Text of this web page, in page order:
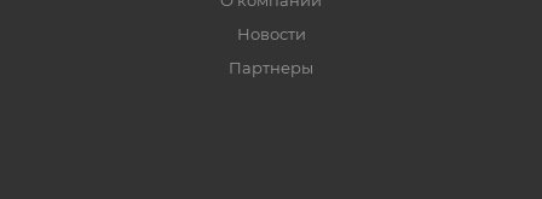
Новости
Партнеры